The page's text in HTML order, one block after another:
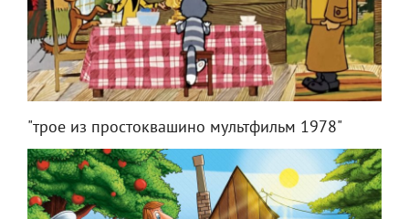
"трое из простоквашино мультфильм 1978"